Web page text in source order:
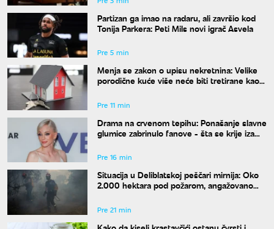
Partizan ga imao na radaru, ali završio kod
Tonija Parkera: Peti Mils novi igrač Asvela
Pre 5 min
Menja se zakon o upisu nekretnina: Velike
porodične kuće više neće biti tretirane kao
Pre 11 min
Drama na crvenom tepihu: Ponašanje slavne
glumice zabrinulo fanove - šta se krije iza
Pre 16 min
Situacija u Deliblatskoj peščari mirnija: Oko
2.000 hektara pod požarom, angažovano
Pre 21 min